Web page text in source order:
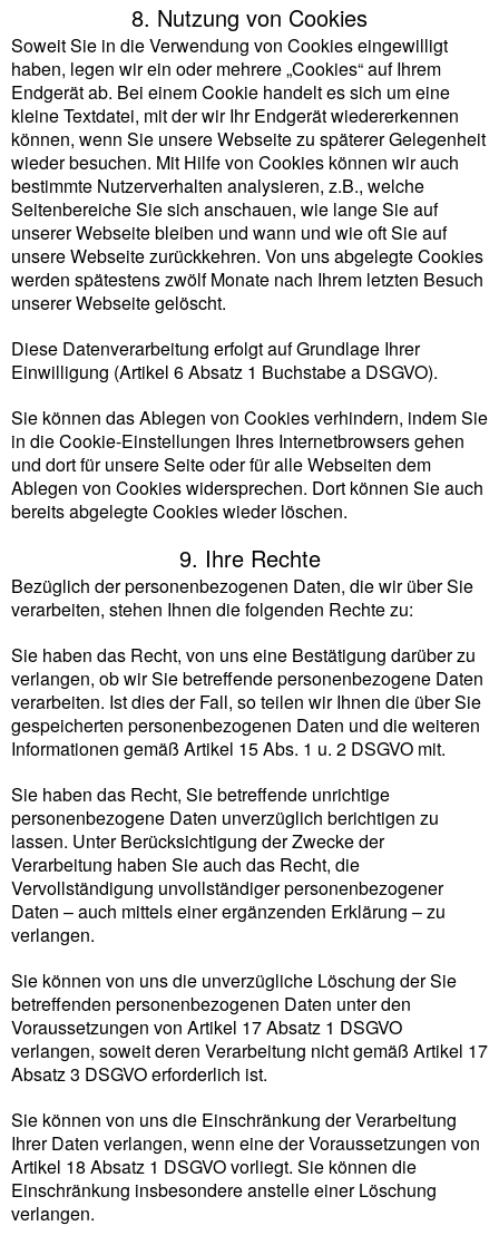
8. Nutzung von Cookies
Soweit Sie in die Verwendung von Cookies eingewilligt
haben, legen wir ein oder mehrere „Cookies“ auf Ihrem
Endgerät ab. Bei einem Cookie handelt es sich um eine
kleine Textdatei, mit der wir Ihr Endgerät wiedererkennen
können, wenn Sie unsere Webseite zu späterer Gelegenheit
wieder besuchen. Mit Hilfe von Cookies können wir auch
bestimmte Nutzerverhalten analysieren, z.B., welche
Seitenbereiche Sie sich anschauen, wie lange Sie auf
unserer Webseite bleiben und wann und wie oft Sie auf
unsere Webseite zurückkehren. Von uns abgelegte Cookies
werden spätestens zwölf Monate nach Ihrem letzten Besuch
unserer Webseite gelöscht.
Diese Datenverarbeitung erfolgt auf Grundlage Ihrer
Einwilligung (Artikel 6 Absatz 1 Buchstabe a DSGVO).
Sie können das Ablegen von Cookies verhindern, indem Sie
in die Cookie-Einstellungen Ihres Internetbrowsers gehen
und dort für unsere Seite oder für alle Webseiten dem
Ablegen von Cookies widersprechen. Dort können Sie auch
bereits abgelegte Cookies wieder löschen.
9. Ihre Rechte
Bezüglich der personenbezogenen Daten, die wir über Sie
verarbeiten, stehen Ihnen die folgenden Rechte zu:
Sie haben das Recht, von uns eine Bestätigung darüber zu
verlangen, ob wir Sie betreffende personenbezogene Daten
verarbeiten. Ist dies der Fall, so teilen wir Ihnen die über Sie
gespeicherten personenbezogenen Daten und die weiteren
Informationen gemäß Artikel 15 Abs. 1 u. 2 DSGVO mit.
Sie haben das Recht, Sie betreffende unrichtige
personenbezogene Daten unverzüglich berichtigen zu
lassen. Unter Berücksichtigung der Zwecke der
Verarbeitung haben Sie auch das Recht, die
Vervollständigung unvollständiger personenbezogener
Daten – auch mittels einer ergänzenden Erklärung – zu
verlangen.
Sie können von uns die unverzügliche Löschung der Sie
betreffenden personenbezogenen Daten unter den
Voraussetzungen von Artikel 17 Absatz 1 DSGVO
verlangen, soweit deren Verarbeitung nicht gemäß Artikel 17
Absatz 3 DSGVO erforderlich ist.
Sie können von uns die Einschränkung der Verarbeitung
Ihrer Daten verlangen, wenn eine der Voraussetzungen von
Artikel 18 Absatz 1 DSGVO vorliegt. Sie können die
Einschränkung insbesondere anstelle einer Löschung
verlangen.